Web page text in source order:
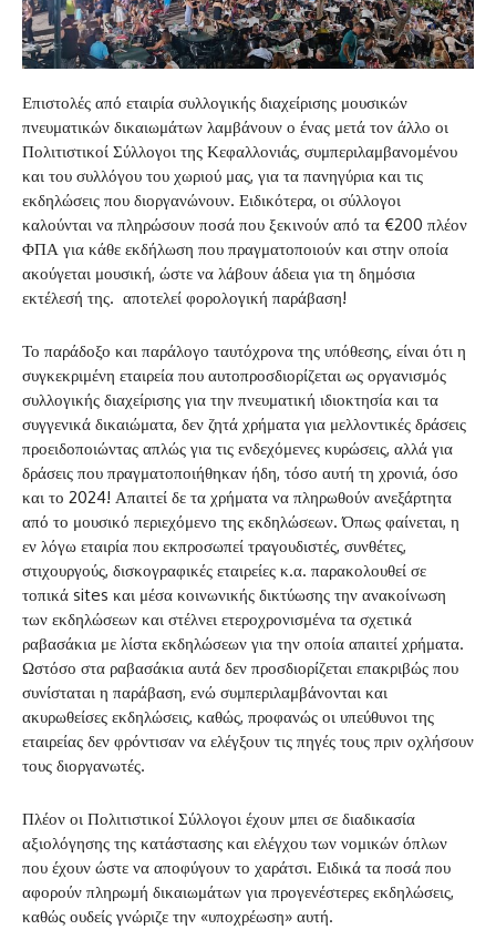
Επιστολές από εταιρία συλλογικής διαχείρισης μουσικών
πνευματικών δικαιωμάτων λαμβάνουν ο ένας μετά τον άλλο οι
Πολιτιστικοί Σύλλογοι της Κεφαλλονιάς, συμπεριλαμβανομένου
και του συλλόγου του χωριού μας, για τα πανηγύρια και τις
εκδηλώσεις που διοργανώνουν. Ειδικότερα, οι σύλλογοι
καλούνται να πληρώσουν ποσά που ξεκινούν από τα €200 πλέον
ΦΠΑ για κάθε εκδήλωση που πραγματοποιούν και στην οποία
ακούγεται μουσική, ώστε να λάβουν άδεια για τη δημόσια
εκτέλεσή της. αποτελεί φορολογική παράβαση!
Το παράδοξο και παράλογο ταυτόχρονα της υπόθεσης, είναι ότι η
συγκεκριμένη εταιρεία που αυτοπροσδιορίζεται ως οργανισμός
συλλογικής διαχείρισης για την πνευματική ιδιοκτησία και τα
συγγενικά δικαιώματα, δεν ζητά χρήματα για μελλοντικές δράσεις
προειδοποιώντας απλώς για τις ενδεχόμενες κυρώσεις, αλλά για
δράσεις που πραγματοποιήθηκαν ήδη, τόσο αυτή τη χρονιά, όσο
και το 2024! Απαιτεί δε τα χρήματα να πληρωθούν ανεξάρτητα
από το μουσικό περιεχόμενο της εκδηλώσεων. Όπως φαίνεται, η
εν λόγω εταιρία που εκπροσωπεί τραγουδιστές, συνθέτες,
στιχουργούς, δισκογραφικές εταιρείες κ.α. παρακολουθεί σε
τοπικά sites και μέσα κοινωνικής δικτύωσης την ανακοίνωση
των εκδηλώσεων και στέλνει ετεροχρονισμένα τα σχετικά
ραβασάκια με λίστα εκδηλώσεων για την οποία απαιτεί χρήματα.
Ωστόσο στα ραβασάκια αυτά δεν προσδιορίζεται επακριβώς που
συνίσταται η παράβαση, ενώ συμπεριλαμβάνονται και
ακυρωθείσες εκδηλώσεις, καθώς, προφανώς οι υπεύθυνοι της
εταιρείας δεν φρόντισαν να ελέγξουν τις πηγές τους πριν οχλήσουν
τους διοργανωτές.
Πλέον οι Πολιτιστικοί Σύλλογοι έχουν μπει σε διαδικασία
αξιολόγησης της κατάστασης και ελέγχου των νομικών όπλων
που έχουν ώστε να αποφύγουν το χαράτσι. Ειδικά τα ποσά που
αφορούν πληρωμή δικαιωμάτων για προγενέστερες εκδηλώσεις,
καθώς ουδείς γνώριζε την «υποχρέωση» αυτή.